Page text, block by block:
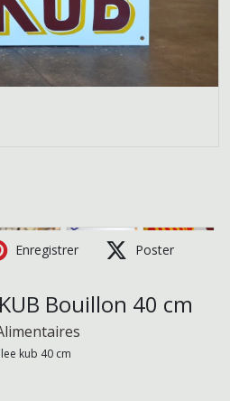
Enregistrer Poster
Bouillon 40 cm
kub 40 cm